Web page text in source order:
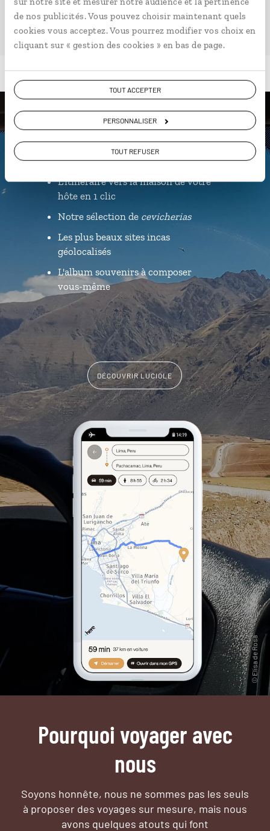
de nos publicités. Vous pouvez choisir maintenant quels
cookies vous acceptez. Vous pourrez modifier vos choix en
cliquant sur « gestion des cookies » en bas de page.
TOUT ACCEPTER
PERSONNALISER
TOUT REFUSER
Luciole,
l'appli qui vous guide au Pérou
L’itinéraire vers la maison de votre
hôte en 1 clic
Notre sélection de cevicherias
Les plus beaux sites incas
géolocalisés
L'album souvenirs à composer
vous-même
DÉCOUVRIR LUCIOLE
Pourquoi voyager avec
nous
Soyons honnête, nous ne sommes pas les seuls
à proposer des voyages sur mesure, mais nous
avons quelques atouts qui font